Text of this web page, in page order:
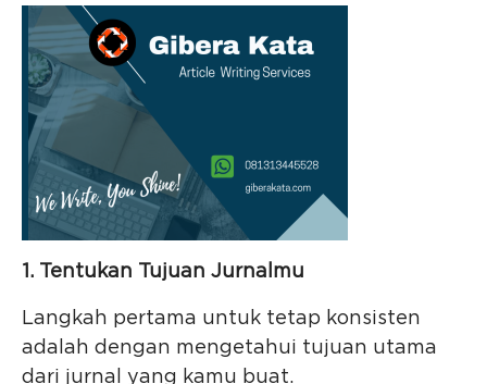
1. Tentukan Tujuan Jurnalmu
Langkah pertama untuk tetap konsisten
adalah dengan mengetahui tujuan utama
dari jurnal yang kamu buat.